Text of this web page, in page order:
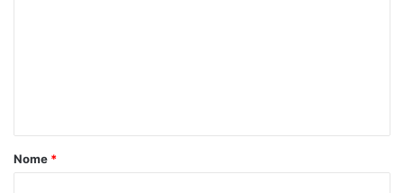
á
r
Nome *